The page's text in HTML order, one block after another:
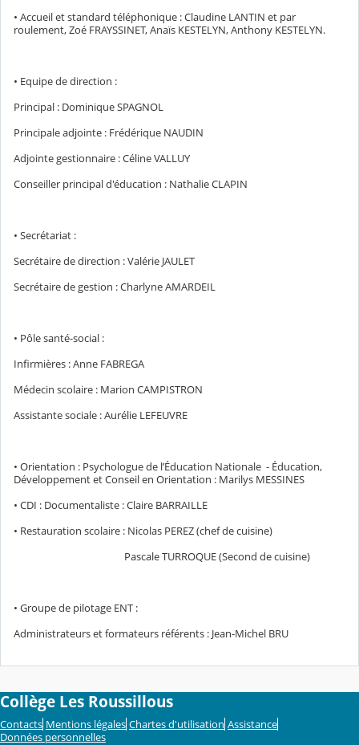
• Accueil et standard téléphonique : Claudine LANTIN et par
roulement, Zoé FRAYSSINET, Anaïs KESTELYN, Anthony KESTELYN.
• Equipe de direction :
Principal : Dominique SPAGNOL
Principale adjointe : Frédérique NAUDIN
Adjointe gestionnaire : Céline VALLUY
Conseiller principal d'éducation : Nathalie CLAPIN
• Secrétariat :
Secrétaire de direction : Valérie JAULET
Secrétaire de gestion : Charlyne AMARDEIL
• Pôle santé-social :
Infirmières : Anne FABREGA
Médecin scolaire : Marion CAMPISTRON
Assistante sociale : Aurélie LEFEUVRE
• Orientation : Psychologue de l’Éducation Nationale - Éducation,
Développement et Conseil en Orientation : Marilys MESSINES
• CDI : Documentaliste : Claire BARRAILLE
• Restauration scolaire : Nicolas PEREZ (chef de cuisine)
Pascale TURROQUE (Second de cuisine)
• Groupe de pilotage ENT :
Administrateurs et formateurs référents : Jean-Michel BRU
Collège Les Roussillous
Contacts Mentions légales Chartes d'utilisation Assistance
Données personnelles